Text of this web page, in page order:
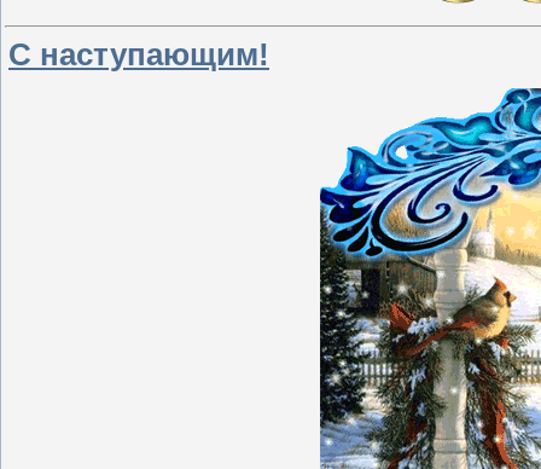
С наступающим!